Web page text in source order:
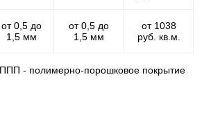
от 0,5 до
1,5 мм
от 0,5 до
1,5 мм
от 1038
руб. кв.м.
- полимерно-порошковое покрытие